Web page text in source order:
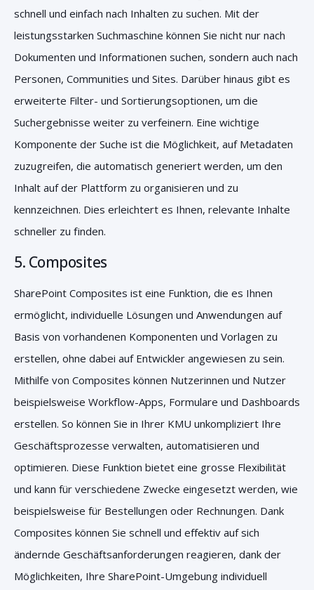
schnell und einfach nach Inhalten zu suchen. Mit der
leistungsstarken Suchmaschine können Sie nicht nur nach
Dokumenten und Informationen suchen, sondern auch nach
Personen, Communities und Sites. Darüber hinaus gibt es
erweiterte Filter- und Sortierungsoptionen, um die
Suchergebnisse weiter zu verfeinern. Eine wichtige
Komponente der Suche ist die Möglichkeit, auf Metadaten
zuzugreifen, die automatisch generiert werden, um den
Inhalt auf der Plattform zu organisieren und zu
kennzeichnen. Dies erleichtert es Ihnen, relevante Inhalte
schneller zu finden.
5. Composites
SharePoint Composites ist eine Funktion, die es Ihnen
ermöglicht, individuelle Lösungen und Anwendungen auf
Basis von vorhandenen Komponenten und Vorlagen zu
erstellen, ohne dabei auf Entwickler angewiesen zu sein.
Mithilfe von Composites können Nutzerinnen und Nutzer
beispielsweise Workflow-Apps, Formulare und Dashboards
erstellen. So können Sie in Ihrer KMU unkompliziert Ihre
Geschäftsprozesse verwalten, automatisieren und
optimieren. Diese Funktion bietet eine grosse Flexibilität
und kann für verschiedene Zwecke eingesetzt werden, wie
beispielsweise für Bestellungen oder Rechnungen. Dank
Composites können Sie schnell und effektiv auf sich
ändernde Geschäftsanforderungen reagieren, dank der
Möglichkeiten, Ihre SharePoint-Umgebung individuell